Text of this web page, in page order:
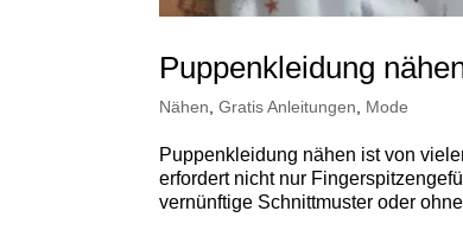
Puppenkleidung
Nähen ,Gratis Anleitungen Mode
Puppenkleidung nähen ist von
erfordert nicht nur
vernünftige Schnittmuster oder